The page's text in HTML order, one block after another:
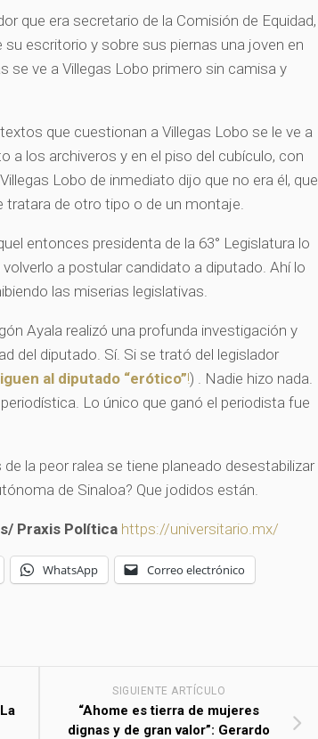
que era secretario de la Comisión de Equidad,
su escritorio y sobre sus piernas una joven en
se ve a Villegas Lobo primero sin camisa y
que cuestionan a Villegas Lobo se le ve a
a los archiveros y en el piso del cubículo, con
Lobo de inmediato dijo que no era él, que
tratara de otro tipo o de un montaje.
entonces presidenta de la 63° Legislatura lo
a postular candidato a diputado. Ahí lo
las miserias legislativas.
Ayala realizó una profunda investigación y
del diputado. Sí. Si se trató del legislador
al diputado “erótico”!) . Nadie hizo nada.
Lo único que ganó el periodista fue
la peor ralea se tiene planeado desestabilizar
de Sinaloa? Que jodidos están.
Praxis Política https://universitario.mx/
WhatsApp Correo electrónico
SIGUIENTE ARTÍCULO
“Ahome es tierra de mujeres
dignas y de gran valor”: Gerardo